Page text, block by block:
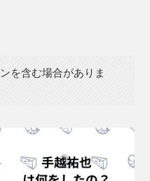
を含む場合がありま